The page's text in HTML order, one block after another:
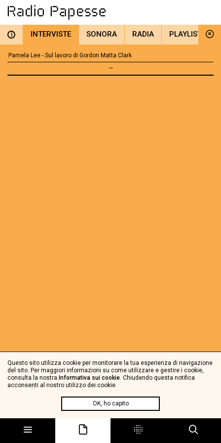
i INTERVISTE SONORA RADIA PLAYLIST
Pamela Lee - Sul lavoro di Gordon Matta Clark
—
Questo sito utilizza cookie per monitorare la tua esperienza di navigazione
del sito. Per maggiori informazioni su come utilizzare e gestire i cookie,
consulta la nostra Informativa sui cookie. Chiudendo questa notifica
acconsenti al nostro utilizzo dei cookie.
OK, ho capito